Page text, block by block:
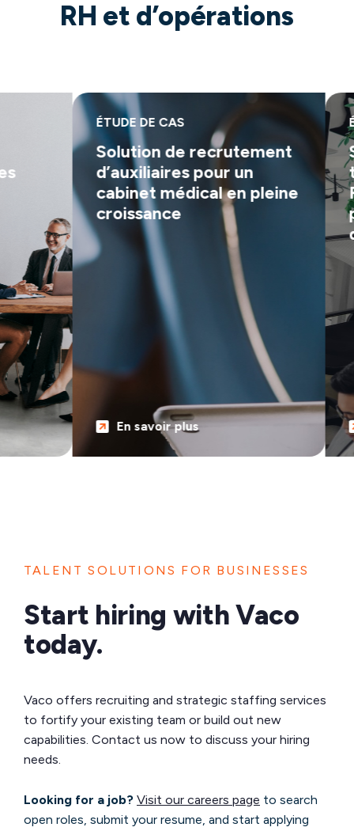
RH et d’opérations
ÉTUDE DE CAS
Solution de recrutement
d’auxiliaires pour un
cabinet médical en pleine
croissance
En savoir plus
TALENT SOLUTIONS FOR BUSINESSES
Start hiring with Vaco
today.
Vaco offers recruiting and strategic staffing services
to fortify your existing team or build out new
capabilities. Contact us now to discuss your hiring
needs.
Looking for a job? Visit our careers page to search
open roles, submit your resume, and start applying